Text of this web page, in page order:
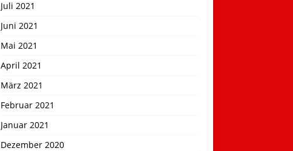
Juli 2021
Juni 2021
Mai 2021
April 2021
März 2021
Februar 2021
Januar 2021
Dezember 2020